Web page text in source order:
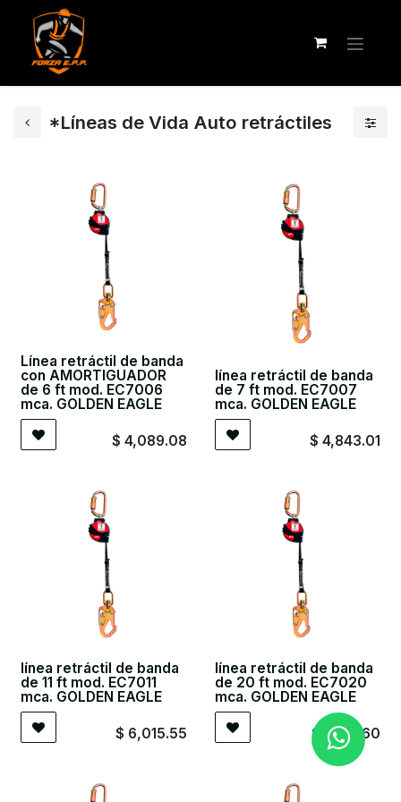
*Líneas de Vida Auto retráctiles
Línea retráctil de banda
con AMORTIGUADOR
de 6 ft mod. EC7006
mca. GOLDEN EAGLE
$ 4,089.08
línea retráctil de banda
de 7 ft mod. EC7007
mca. GOLDEN EAGLE
$ 4,843.01
línea retráctil de banda
de 11 ft mod. EC7011
mca. GOLDEN EAGLE
$ 6,015.55
línea retráctil de banda
de 20 ft mod. EC7020
mca. GOLDEN EAGLE
$ 7,159.60